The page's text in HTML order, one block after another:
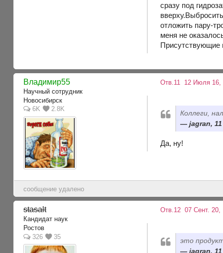
сразу под
отложить пару-
меня не
Присутствующие
Владимир55
Научный сотрудник
Новосибирск
6K
2.8K
Отв.11 12 Июля 16,
Коллеги,
jagran,
Да, ну!
сообщение удалено
stasalt
Кандидат наук
Ростов
326
35
Отв.12 07 Сент. 20,
это
jagran,